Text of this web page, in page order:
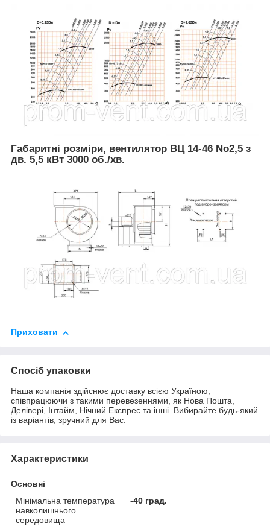
Габаритні розміри, вентилятор ВЦ 14-46 No2,5 з
дв. 5,5 кВт 3000 об./хв. ​
Приховати
Спосіб упаковки
Наша компанія здійснює доставку всією Україною,
співпрацюючи з такими перевезеннями, як Нова Пошта,
Делівері, Інтайм, Нічний Експрес та інші. Вибирайте будь-який
із варіантів, зручний для Вас.
Характеристики
Основні
Мінімальна температура
навколишнього
середовища
-40 град.